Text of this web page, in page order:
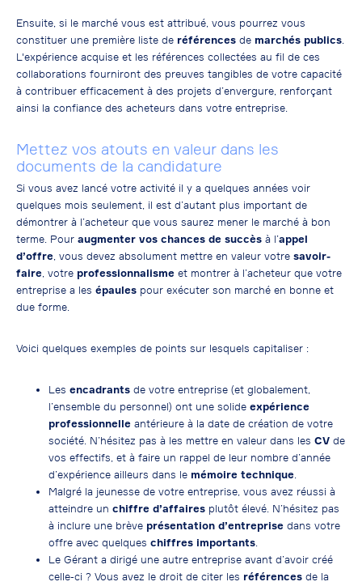
Ensuite, si le marché vous est attribué, vous pourrez vous
constituer une première liste de références de marchés publics.
L'expérience acquise et les références collectées au fil de ces
collaborations fourniront des preuves tangibles de votre capacité
à contribuer efficacement à des projets d’envergure, renforçant
ainsi la confiance des acheteurs dans votre entreprise.
Mettez vos atouts en valeur dans les
documents de la candidature
Si vous avez lancé votre activité il y a quelques années voir
quelques mois seulement, il est d’autant plus important de
démontrer à l’acheteur que vous saurez mener le marché à bon
terme. Pour augmenter vos chances de succès à l’appel
d’offre, vous devez absolument mettre en valeur votre savoir-
faire, votre professionnalisme et montrer à l’acheteur que votre
entreprise a les épaules pour exécuter son marché en bonne et
due forme.
Voici quelques exemples de points sur lesquels capitaliser :
Les encadrants de votre entreprise (et globalement,
l’ensemble du personnel) ont une solide expérience
professionnelle antérieure à la date de création de votre
société. N’hésitez pas à les mettre en valeur dans les CV de
vos effectifs, et à faire un rappel de leur nombre d’année
d’expérience ailleurs dans le mémoire technique.
Malgré la jeunesse de votre entreprise, vous avez réussi à
atteindre un chiffre d’affaires plutôt élevé. N’hésitez pas
à inclure une brève présentation d’entreprise dans votre
offre avec quelques chiffres importants.
Le Gérant a dirigé une autre entreprise avant d’avoir créé
celle-ci ? Vous avez le droit de citer les références de la